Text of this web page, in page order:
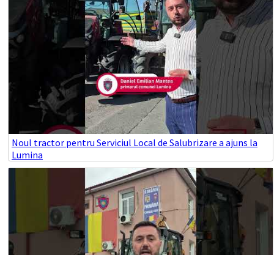
Noul tractor pentru Serviciul Local de Salubrizare a ajuns la
Lumina